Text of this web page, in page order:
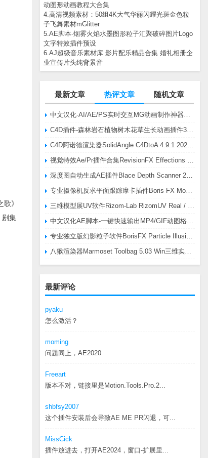
动图形动画教程大合集
4.高清视频素材：50组4K大气华丽闪耀光斑金色粒
子飞舞素材mGlitter
5.AE脚本-烟雾火焰水墨图形粒子汇聚破碎图片Logo
文字特效插件预设
6.AJ超级音乐素材库 影片配乐精品合集 婚礼相册企
业宣传片头纯背景音
最新文章 热评文章 随机文章
最新评论
pyaku
怎么激活？
moming
问题同上，AE2020
Freeart
版本不对，链接里是Motion.Tools.Pro.2...
shbfsy2007
这个插件安装后会导致AE ME PR闪退，可...
MissCick
插件放进去，打开AE2024，窗口-扩展里...
》
剧集